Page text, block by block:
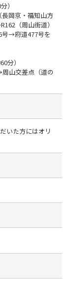
）
岡京・福知山方
（周山街道）
→府道477号を
分）
山交差点（道の
いた方にはオリ